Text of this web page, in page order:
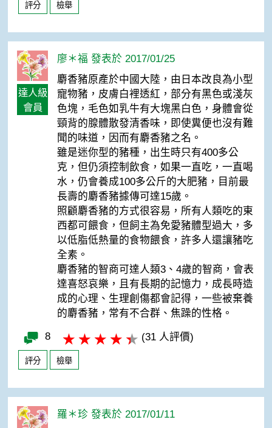
評分 檢舉
達人級
會員
廖＊福 發表於 2017/01/25
麝香豬原產於中國大陸，由日本改良為小型
寵物豬，皮膚白裡透紅，部分有黑色或淺灰
色塊，毛色如乳牛有大塊黑白色，身體會從
頸背的腺體散發清香味，即使糞便也沒有難
聞的味道，因而有麝香豬之名。
雖是迷你型的豬種，出生時只有400多公
克，但仍須控制飲食，如果一直吃，一直喝
水，仍會養成100多公斤的大肥豬，目前最
長壽的麝香豬據傳可達15歲。
照顧麝香豬的方式很容易，所有人類吃的東
西都可餵食，但飼主為免愛豬體型過大，多
以低脂低熱量的食物餵食，許多人還讓豬吃
全素。
麝香豬的智商可達人類3、4歲的智商，會表
達喜怒哀樂，且有長期的記憶力，成長時造
成的心理、生理創傷都會記得，一些被棄養
的麝香豬，常有不合群、焦躁的性格。
8 (31 人評價)
評分 檢舉
羅＊珍 發表於 2017/01/11